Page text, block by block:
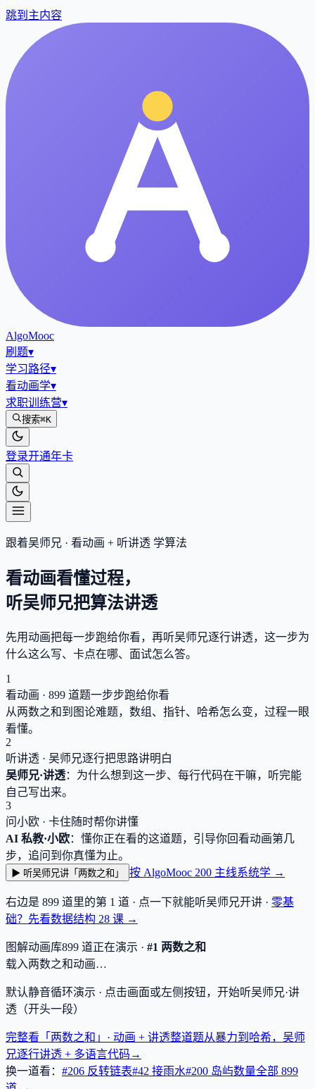
跳到主内容
AlgoMooc
刷题▾
学习路径▾
看动画学▾
求职训练营▾
搜索⌘K
登录开通年卡
跟着吴师兄 · 看动画 + 听讲透 学算法
看动画看懂过程，
听吴师兄把算法讲透
先用动画把每一步跑给你看，再听吴师兄逐行讲透，这一步为
什么这么写、卡点在哪、面试怎么答。
1
看动画 · 899 道题一步步跑给你看
从两数之和到图论难题，数组、指针、哈希怎么变，过程一眼
看懂。
2
听讲透 · 吴师兄逐行把思路讲明白
吴师兄·讲透：为什么想到这一步、每行代码在干嘛，听完能
自己写出来。
3
问小欧 · 卡住随时帮你讲懂
AI 私教·小欧：懂你正在看的这道题，引导你回看动画第几
步，追问到你真懂为止。
▶ 听吴师兄讲「两数之和」 按 AlgoMooc 200 主线系统学 →
右边是 899 道里的第 1 道 · 点一下就能听吴师兄开讲 · 零基
础？先看数据结构 28 课 →
图解动画库899 道正在演示 · #1 两数之和
载入两数之和动画…
默认静音循环演示 · 点击画面或左侧按钮，开始听吴师兄·讲
透（开头一段）
完整看「两数之和」· 动画 + 讲透整道题从暴力到哈希，吴师
兄逐行讲透 + 多语言代码 →
换一道看： #206 反转链表#42 接雨水#200 岛屿数量全部 899